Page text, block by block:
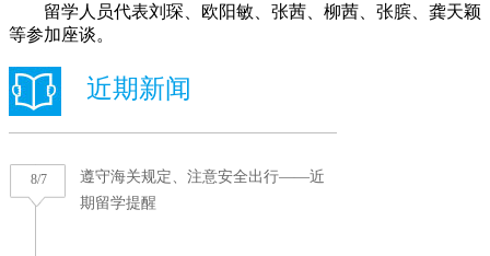
留学人员代表刘琛、欧阳敏、张茜、柳茜、张膑、龚天颖
等参加座谈。